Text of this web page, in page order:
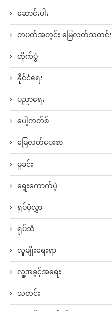
ဆောင်းပါး
တပတ်အတွင်း မြေလတ်သတင်း
တိုက်ပွဲ
နိုင်ငံရေး
ပညာရေး
ပေါ့ကတ်စ်
မြေလတ်ပေးစာ
မှုခင်း
ရွေးကောက်ပွဲ
ရုပ်ပုံလွှာ
ရုပ်သံ
လူမျိုးရေးရာ
လူ့အခွင့်အရေး
သတင်း